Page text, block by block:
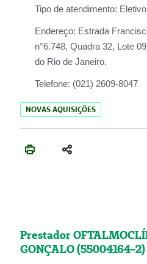
Tipo de atendimento: Eletivo
Endereço: Estrada
n°6.748, Quadra 32, Lote
do Rio de Janeiro.
Telefone: (021) 2609-8047
NOVAS AQUISIÇÕES
Prestador
GONÇALO (55004164-2)